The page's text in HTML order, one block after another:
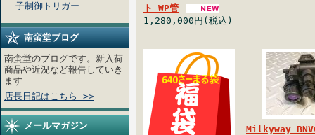
子制御トリガー
南蛮堂ブログ
南蛮堂のブログです。新入荷
商品や近況など報告していき
ます
店長日記はこちら >>
メールマガジン
ト WP管
1,280,000円(税込)
Milkyway